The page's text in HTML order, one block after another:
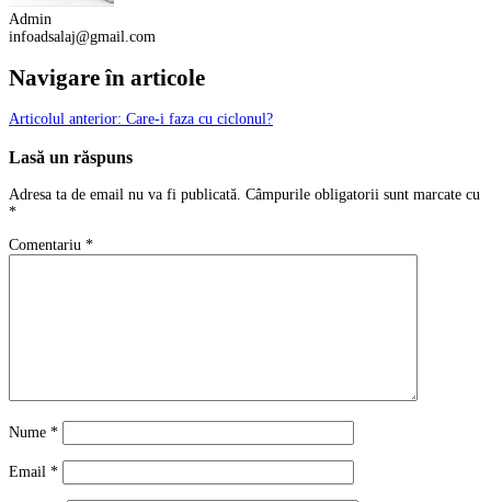
Admin
infoadsalaj@gmail.com
Navigare în articole
Articolul anterior: Care-i faza cu ciclonul?
Lasă un răspuns
Adresa ta de email nu va fi publicată. Câmpurile obligatorii sunt marcate cu
*
Comentariu *
Nume *
Email *